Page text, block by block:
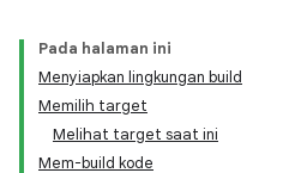
Pada halaman ini
Menyiapkan lingkungan build
Memilih target
Melihat target saat ini
Mem-build kode